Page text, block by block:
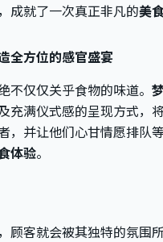
成就了一次真正非凡的美
全方位的感官盛宴
不仅仅关乎食物的味道。
充满仪式感的呈现方式，
，并让他们心甘情愿排队
体验。
顾客就会被其独特的氛围